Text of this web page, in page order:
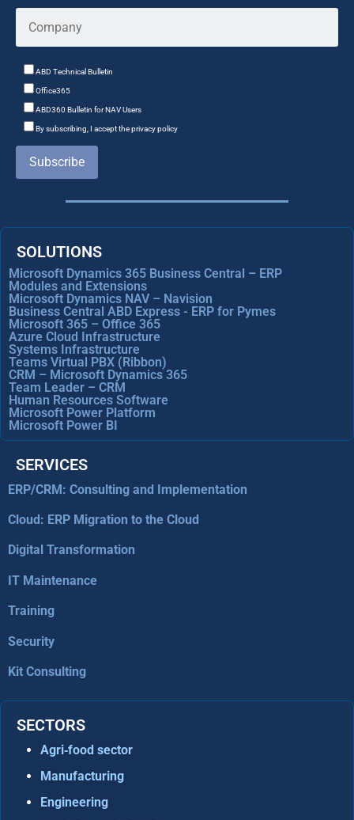
ABD Technical Bulletin
Office365
ABD360 Bulletin for NAV Users
By subscribing, I accept the privacy policy
Subscribe
SOLUTIONS
Microsoft Dynamics 365 Business Central – ERP
Modules and Extensions
Microsoft Dynamics NAV – Navision
Business Central ABD Express - ERP for Pymes
Microsoft 365 – Office 365
Azure Cloud Infrastructure
Systems Infrastructure
Teams Virtual PBX (Ribbon)
CRM – Microsoft Dynamics 365
Team Leader – CRM
Human Resources Software
Microsoft Power Platform
Microsoft Power BI
SERVICES
ERP/CRM: Consulting and Implementation
Cloud: ERP Migration to the Cloud
Digital Transformation
IT Maintenance
Training
Security
Kit Consulting
SECTORS
Agri‑food sector
Manufacturing
Engineering